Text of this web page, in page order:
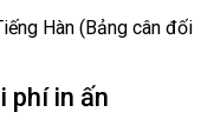
Hàn (Bảng cân đối
phí in ấn